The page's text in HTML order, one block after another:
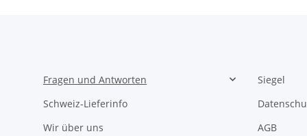
Fragen und Antworten
Schweiz-Lieferinfo
Wir über uns
Siegel
AGB